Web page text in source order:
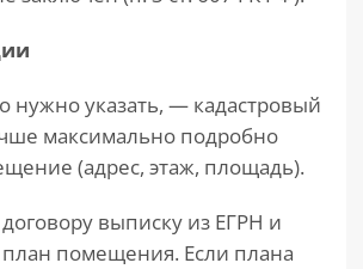
нужно указать, — кадастровый
максимально подробно
(адрес, этаж, площадь).
выписку из ЕГРН и
помещения. Если плана